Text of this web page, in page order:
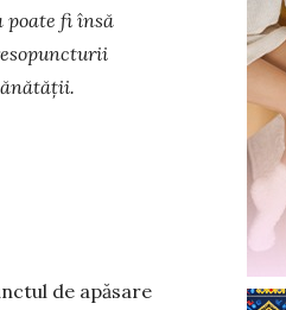
poate fi însă
de apăsare